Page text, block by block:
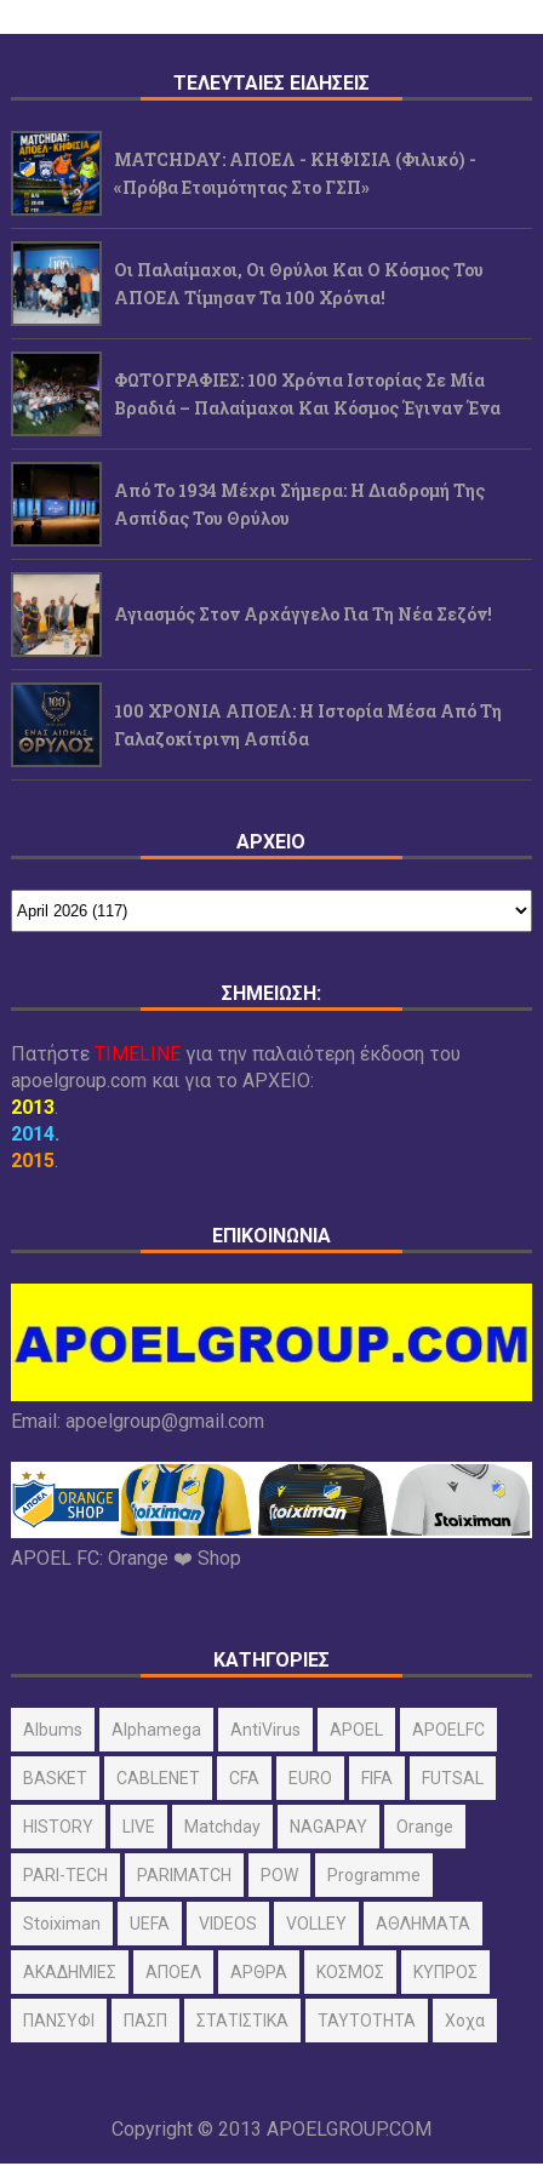
ΤΕΛΕΥΤΑΙΕΣ ΕΙΔΗΣΕΙΣ
MATCHDAY: ΑΠΟΕΛ - ΚΗΦΙΣΙΑ (φιλικό) -
«Πρόβα Ετοιμότητας Στο ΓΣΠ»
Οι Παλαίμαχοι, Οι Θρύλοι Και Ο Κόσμος Του
ΑΠΟΕΛ Τίμησαν Τα 100 Χρόνια!
ΦΩΤΟΓΡΑΦΙΕΣ: 100 Χρόνια Ιστορίας Σε Μία
Βραδιά – Παλαίμαχοι Και Κόσμος Έγιναν Ένα
Από Το 1934 Μέχρι Σήμερα: Η Διαδρομή Της
Ασπίδας Του Θρύλου
Αγιασμός Στον Αρχάγγελο Για Τη Νέα Σεζόν!
100 ΧΡΟΝΙΑ ΑΠΟΕΛ: Η Ιστορία Μέσα Από Τη
Γαλαζοκίτρινη Ασπίδα
ΑΡΧΕΙΟ
ΣΗΜΕΙΩΣΗ:
Πατήστε TIMELINEγια την παλαιότερη έκδοση του
apoelgroup.com και για το ΑΡΧΕΙΟ:
2013.
2014.
2015.
ΕΠΙΚΟΙΝΩΝΙΑ
Email: apoelgroup@gmail.com
APOEL FC: Orange ❤️ Shop
ΚΑΤΗΓΟΡΙΕΣ
Albums Alphamega AntiVirus APOEL APOELFC
BASKET CABLENET CFA EURO FIFA FUTSAL
HISTORY LIVE Matchday NAGAPAY Orange
PARI-TECH PARIMATCH POW Programme
Stoiximan UEFA VIDEOS VOLLEY ΑΘΛΗΜΑΤΑ
ΑΚΑΔΗΜΙΕΣ ΑΠΟΕΛ ΑΡΘΡΑ ΚΟΣΜΟΣ ΚΥΠΡΟΣ
ΠΑΝΣΥΦΙ ΠΑΣΠ ΣΤΑΤΙΣΤΙΚΑ ΤΑΥΤΟΤΗΤΑ Χοχα
Copyright © 2013 APOELGROUP.COM